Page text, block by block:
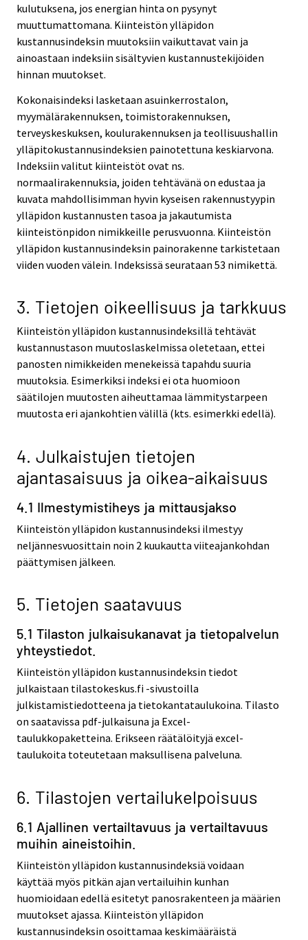
kulutuksena, jos energian hinta on pysynyt
muuttumattomana. Kiinteistön ylläpidon
kustannusindeksin muutoksiin vaikuttavat vain ja
ainoastaan indeksiin sisältyvien kustannustekijöiden
hinnan muutokset.
Kokonaisindeksi lasketaan asuinkerrostalon,
myymälärakennuksen, toimistorakennuksen,
terveyskeskuksen, koulurakennuksen ja teollisuushallin
ylläpitokustannusindeksien painotettuna keskiarvona.
Indeksiin valitut kiinteistöt ovat ns.
normaalirakennuksia, joiden tehtävänä on edustaa ja
kuvata mahdollisimman hyvin kyseisen rakennustyypin
ylläpidon kustannusten tasoa ja jakautumista
kiinteistönpidon nimikkeille perusvuonna. Kiinteistön
ylläpidon kustannusindeksin painorakenne tarkistetaan
viiden vuoden välein. Indeksissä seurataan 53 nimikettä.
3. Tietojen oikeellisuus ja tarkkuus
Kiinteistön ylläpidon kustannusindeksillä tehtävät
kustannustason muutoslaskelmissa oletetaan, ettei
panosten nimikkeiden menekeissä tapahdu suuria
muutoksia. Esimerkiksi indeksi ei ota huomioon
säätilojen muutosten aiheuttamaa lämmitystarpeen
muutosta eri ajankohtien välillä (kts. esimerkki edellä).
4. Julkaistujen tietojen
ajantasaisuus ja oikea-aikaisuus
4.1 Ilmestymistiheys ja mittausjakso
Kiinteistön ylläpidon kustannusindeksi ilmestyy
neljännesvuosittain noin 2 kuukautta viiteajankohdan
päättymisen jälkeen.
5. Tietojen saatavuus
5.1 Tilaston julkaisukanavat ja tietopalvelun
yhteystiedot.
Kiinteistön ylläpidon kustannusindeksin tiedot
julkaistaan tilastokeskus.fi -sivustoilla
julkistamistiedotteena ja tietokantataulukoina. Tilasto
on saatavissa pdf-julkaisuna ja Excel-
taulukkopaketteina. Erikseen räätälöityjä excel-
taulukoita toteutetaan maksullisena palveluna.
6. Tilastojen vertailukelpoisuus
6.1 Ajallinen vertailtavuus ja vertailtavuus
muihin aineistoihin.
Kiinteistön ylläpidon kustannusindeksiä voidaan
käyttää myös pitkän ajan vertailuihin kunhan
huomioidaan edellä esitetyt panosrakenteen ja määrien
muutokset ajassa. Kiinteistön ylläpidon
kustannusindeksin osoittamaa keskimääräistä